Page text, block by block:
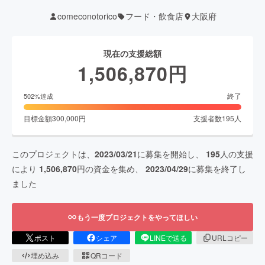
comeconotorico フード・飲食店 大阪府
現在の支援総額
1,506,870円
502%達成 終了
目標金額300,000円 支援者数195人
このプロジェクトは、 2023/03/21に募集を開始し、 195人の支援
により 1,506,870円の資金を集め、 2023/04/29に募集を終了し
ました
もう一度プロジェクトをやってほしい
ポスト シェア LINEで送る
URLコピー
埋め込み
QRコード